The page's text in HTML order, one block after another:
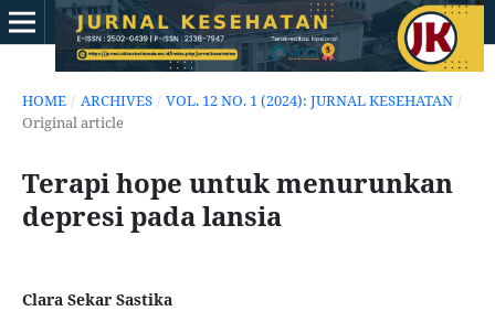
HOME / ARCHIVES / VOL. 12 NO. 1 (2024): JURNAL KESEHATAN /
Original article
Terapi hope untuk menurunkan
depresi pada lansia
Clara Sekar Sastika